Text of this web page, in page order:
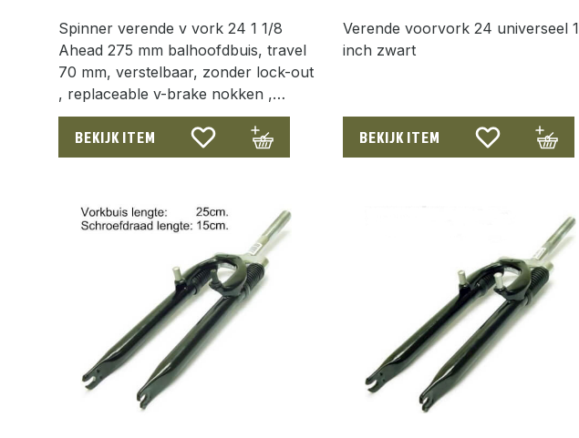
Spinner verende v vork 24 1 1/8
Ahead 275 mm balhoofdbuis, travel
70 mm, verstelbaar, zonder lock-out
, replaceable v-brake nokken ,…
BEKIJK ITEM
Verende voorvork 24 universeel 1
inch zwart
BEKIJK ITEM